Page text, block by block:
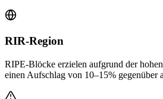
RIR-Region
RIPE-Blöcke erzielen aufgrund der
einen Aufschlag von 10–15% gegenüber